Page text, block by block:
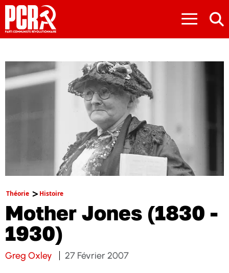
≡
Théorie Histoire
Mother Jones (1830 -
1930)
Greg Oxley 27 Février 2007